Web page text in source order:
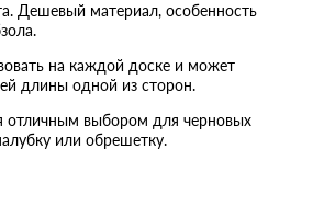
Дешевый материал, особенность
на каждой доске и может
длины одной из сторон.
отличным выбором для черновых
или обрешетку.